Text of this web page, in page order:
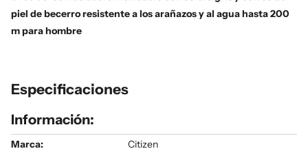
piel de becerro resistente a los arañazos y al agua hasta 200
m para hombre
Especificaciones
Información:
Marca:
Citizen